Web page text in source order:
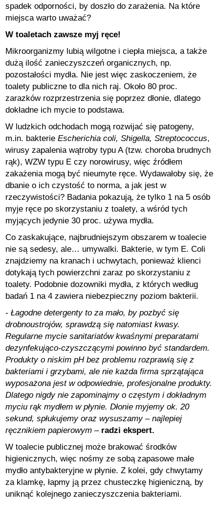
spadek odporności, by doszło do zarażenia. Na które
miejsca warto uważać?
W toaletach zawsze myj ręce!
Mikroorganizmy lubią wilgotne i ciepła miejsca, a także
dużą ilość zanieczyszczeń organicznych, np.
pozostałości mydła. Nie jest więc zaskoczeniem, że
toalety publiczne to dla nich raj. Około 80 proc.
zarazków rozprzestrzenia się poprzez dłonie, dlatego
dokładne ich mycie to podstawa.
W ludzkich odchodach mogą rozwijać się patogeny,
m.in. bakterie Escherichia coli, Shigella, Streptococcus,
wirusy zapalenia wątroby typu A (tzw. choroba brudnych
rąk), WZW typu E czy norowirusy, więc źródłem
zakażenia mogą być nieumyte ręce. Wydawałoby się, że
dbanie o ich czystość to norma, a jak jest w
rzeczywistości? Badania pokazują, że tylko 1 na 5 osób
myje ręce po skorzystaniu z toalety, a wśród tych
myjących jedynie 30 proc. używa mydła.
Co zaskakujące, najbrudniejszym obszarem w toalecie
nie są sedesy, ale… umywalki. Bakterie, w tym E. Coli
znajdziemy na kranach i uchwytach, ponieważ klienci
dotykają tych powierzchni zaraz po skorzystaniu z
toalety. Podobnie dozowniki mydła, z których według
badań 1 na 4 zawiera niebezpieczny poziom bakterii.
- Łagodne detergenty to za mało, by pozbyć się
drobnoustrojów, sprawdzą się natomiast kwasy.
Regularne mycie sanitariatów kwaśnymi preparatami
dezynfekująco-czyszczącymi powinno być standardem.
Produkty o niskim pH bez problemu rozprawią się z
bakteriami i grzybami, ale nie każda firma sprzątająca
wyposażona jest w odpowiednie, profesjonalne produkty.
Dlatego nigdy nie zapominajmy o częstym i dokładnym
myciu rąk mydłem w płynie. Dłonie myjemy ok. 20
sekund, spłukujemy oraz wysuszamy – najlepiej
ręcznikiem papierowym –radzi ekspert.
W toalecie publicznej może brakować środków
higienicznych, więc nośmy ze sobą zapasowe małe
mydło antybakteryjne w płynie. Z kolei, gdy chwytamy
za klamkę, łapmy ją przez chusteczkę higieniczną, by
uniknąć kolejnego zanieczyszczenia bakteriami.